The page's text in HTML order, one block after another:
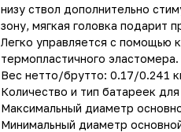
низу ствол дополнительно
зону, мягкая головка подарит
Легко управляется с помощью
термопластичного
Вес нетто/брутто: 0.17/0.241
Количество и тип батареек
Максимальный диаметр
Минимальный диаметр